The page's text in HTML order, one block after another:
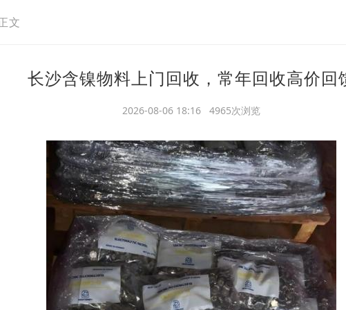
文
长沙含镍物料上门回收，常年回收高价回
2026-08-06 18:16 4965次浏览